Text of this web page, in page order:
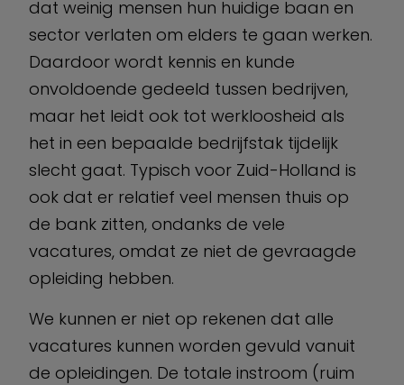
dat weinig mensen hun huidige baan en
sector verlaten om elders te gaan werken.
Daardoor wordt kennis en kunde
onvoldoende gedeeld tussen bedrijven,
maar het leidt ook tot werkloosheid als
het in een bepaalde bedrijfstak tijdelijk
slecht gaat. Typisch voor Zuid-Holland is
ook dat er relatief veel mensen thuis op
de bank zitten, ondanks de vele
vacatures, omdat ze niet de gevraagde
opleiding hebben.
We kunnen er niet op rekenen dat alle
vacatures kunnen worden gevuld vanuit
de opleidingen. De totale instroom (ruim